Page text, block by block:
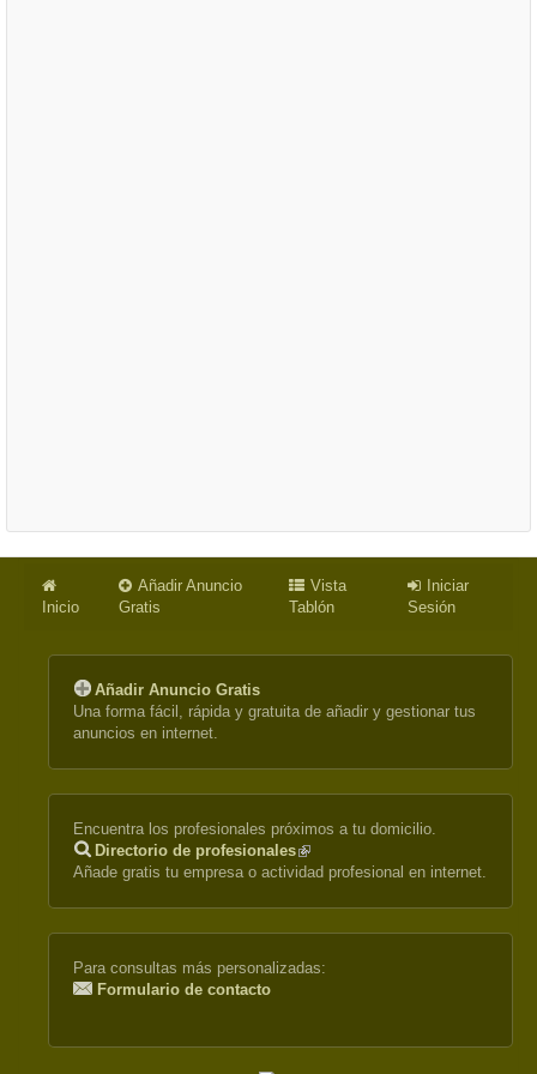
Inicio
Añadir Anuncio
Gratis
Vista
Tablón
Iniciar
Sesión
Añadir Anuncio Gratis
Una forma fácil, rápida y gratuita de añadir y gestionar tus
anuncios en internet.
Encuentra los profesionales próximos a tu domicilio.
Directorio de profesionales(link
is
Añade gratis tu empresa o actividad profesional en internet.
Para consultas más personalizadas:
Formulario de contacto